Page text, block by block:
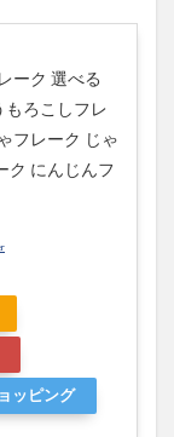
ーク 選べる
ろこしフレ
フレーク じゃ
ク にんじんフ
ッピング